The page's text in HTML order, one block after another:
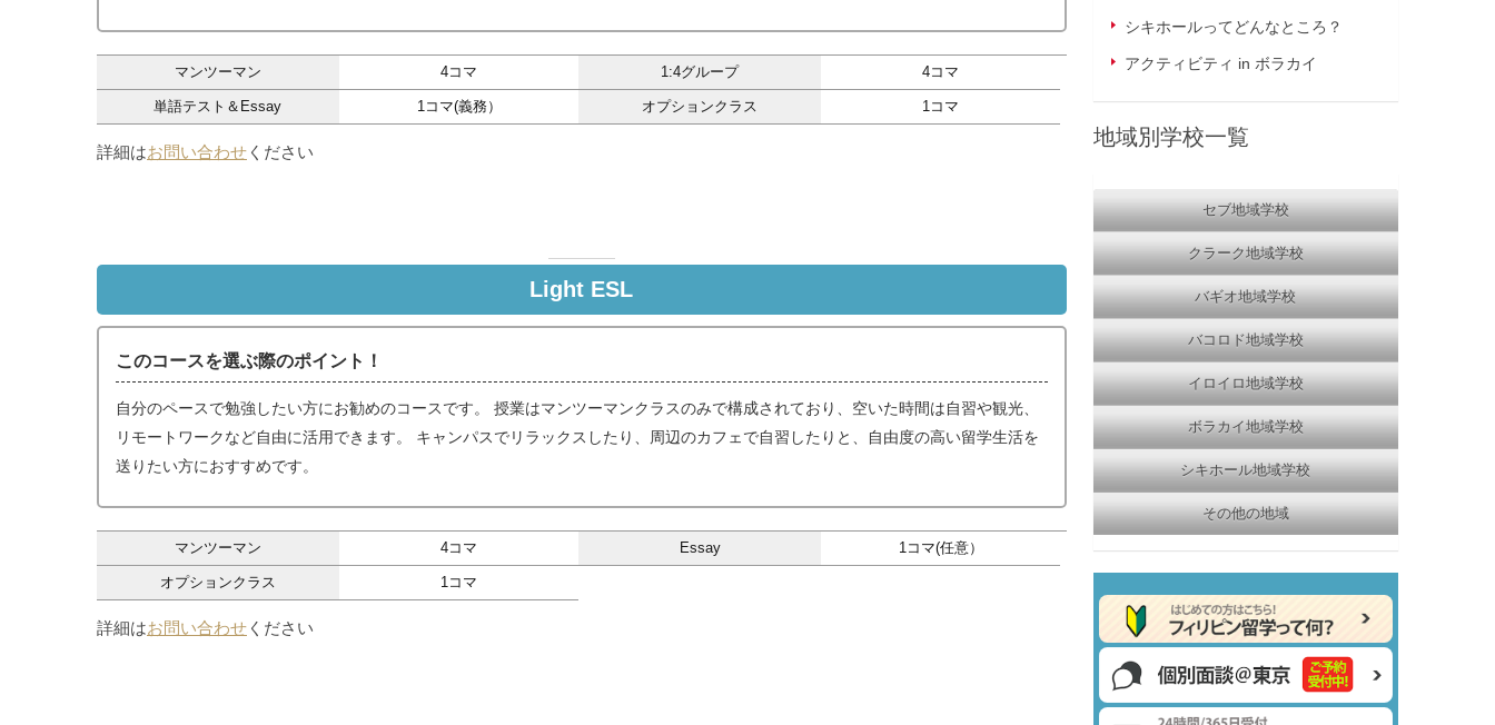
マンツーマン 4コマ 1:4グループ 4コマ
単語テスト＆Essay 1コマ(義務） オプションクラス 1コマ
詳細はお問い合わせ ください
Light ESL
このコースを選ぶ際のポイント！
自分のペースで勉強したい方にお勧めのコースです。 授業はマンツーマンクラスのみで構成されており、空いた時間は自習や観光、
リモートワークなど自由に活用できます。 キャンパスでリラックスしたり、周辺のカフェで自習したりと、自由度の高い留学生活を
送りたい方におすすめです。
マンツーマン 4コマ Essay 1コマ(任意）
オプションクラス 1コマ
詳細はお問い合わせ ください
シキホールってどんなところ？
アクティビティ in ボラカイ
地域別学校一覧
セブ地域学校
クラーク地域学校
バギオ地域学校
バコロド地域学校
イロイロ地域学校
ボラカイ地域学校
シキホール地域学校
その他の地域